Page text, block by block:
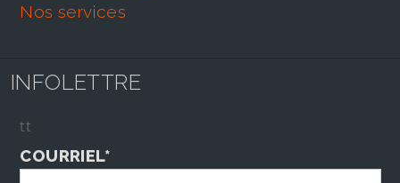
nos services
INFOLETTRE
tt
COURRIEL*